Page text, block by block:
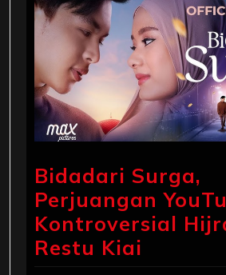
Bidadari Surga,
Perjuangan
Kontroversial
Restu Kiai